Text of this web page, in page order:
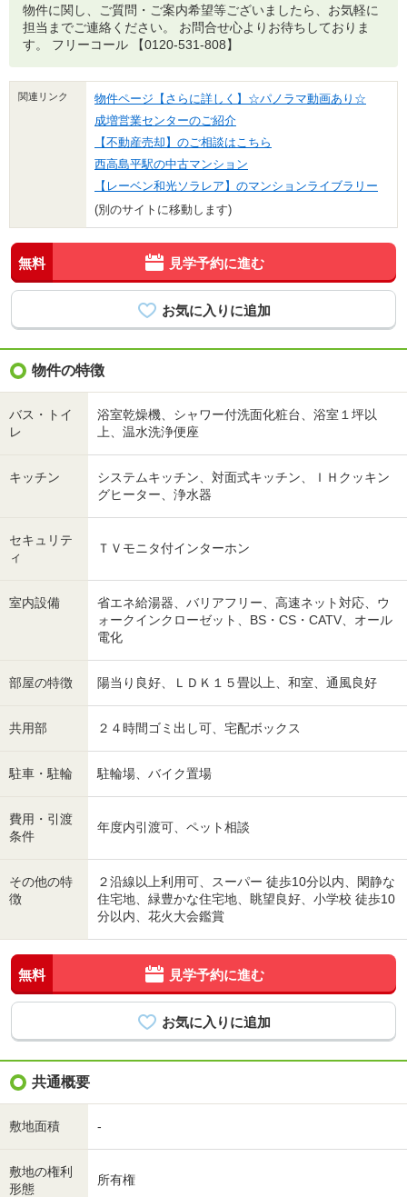
物件に関し、ご質問・ご案内希望等ございましたら、お気軽に
担当までご連絡ください。 お問合せ心よりお待ちしておりま
す。 フリーコール 【0120-531-808】
関連リンク
物件ページ【さらに詳しく】☆パノラマ動画あり☆
成増営業センターのご紹介
【不動産売却】のご相談はこちら
西高島平駅の中古マンション
【レーベン和光ソラレア】のマンションライブラリー
(別のサイトに移動します)
無料 見学予約に進む
物件の特徴
バス・トイ
レ
浴室乾燥機、シャワー付洗面化粧台、浴室１坪以
上、温水洗浄便座
キッチン
システムキッチン、対面式キッチン、ＩＨクッキン
グヒーター、浄水器
セキュリテ
ィ
ＴＶモニタ付インターホン
室内設備
省エネ給湯器、バリアフリー、高速ネット対応、ウ
ォークインクローゼット、BS・CS・CATV、オール
電化
部屋の特徴 陽当り良好、ＬＤＫ１５畳以上、和室、通風良好
共用部 ２４時間ゴミ出し可、宅配ボックス
駐車・駐輪 駐輪場、バイク置場
費用・引渡
条件
年度内引渡可、ペット相談
その他の特
徴
２沿線以上利用可、スーパー 徒歩10分以内、閑静な
住宅地、緑豊かな住宅地、眺望良好、小学校 徒歩10
分以内、花火大会鑑賞
無料 見学予約に進む
共通概要
敷地面積 -
敷地の権利
形態
所有権